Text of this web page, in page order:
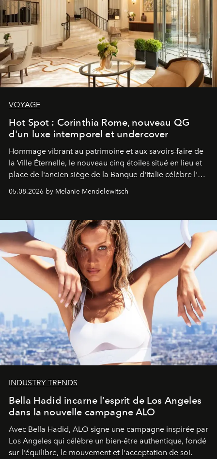
VOYAGE
Hot Spot : Corinthia Rome, nouveau QG
d'un luxe intemporel et undercover
Hommage vibrant au patrimoine et aux savoirs-faire de
la Ville Éternelle, le nouveau cinq étoiles situé en lieu et
place de l'ancien siège de la Banque d'Italie célèbre l'art
de vivre Romain dans toute son élégance intemporelle.
05.08.2026 by Melanie Mendelewitsch
INDUSTRY TRENDS
Bella Hadid incarne l’esprit de Los Angeles
dans la nouvelle campagne ALO
Avec Bella Hadid, ALO signe une campagne inspirée par
Los Angeles qui célèbre un bien-être authentique, fondé
sur l'équilibre, le mouvement et l'acceptation de soi.